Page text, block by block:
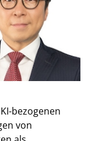
bezogenen
von